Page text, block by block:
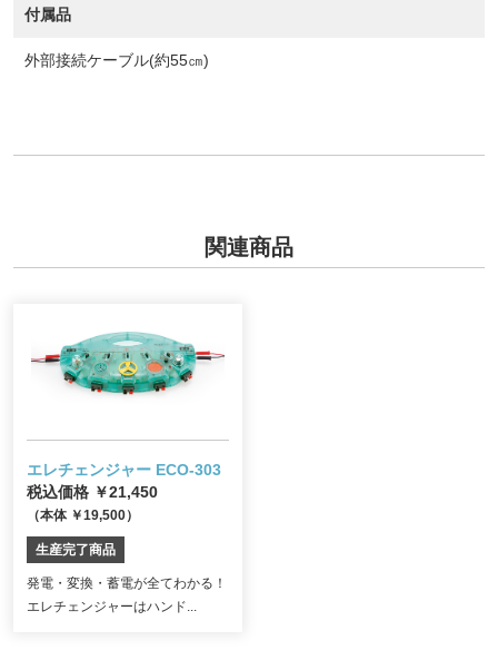
付属品
外部接続ケーブル(約55㎝)
関連商品
エレチェンジャー ECO-303
税込価格 ￥21,450
（本体 ￥19,500）
生産完了商品
発電・変換・蓄電が全てわかる！
エレチェンジャーはハンド...